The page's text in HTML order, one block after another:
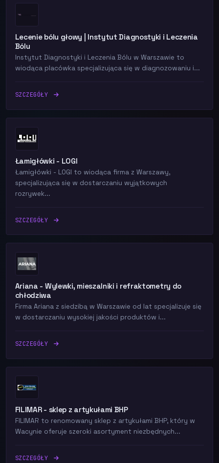
Lecenie bólu głowy | Instytut Diagnostyki i Leczenia
Bólu
Instytut Diagnostyki i Leczenia Bólu w Warszawie to
wiodąca placówka specjalizująca się w diagnozowaniu i...
SZCZEGÓŁY
Łamigłówki - LOGI
Łamigłówki - LOGI to wiodąca firma z Warszawy,
specjalizująca się w dostarczaniu wyjątkowych
rozrywek...
SZCZEGÓŁY
Ariana - Wylewki, mieszalniki i refraktometry do
chłodziwa
Firma Ariana z siedzibą w Warszawie od lat specjalizuje się
w dostarczaniu wysokiej jakości produktów i...
SZCZEGÓŁY
FILIMAR - sklep z artykułami BHP
FILIMAR to renomowany sklep z artykułami BHP, który w
Wacynie oferuje szeroki asortyment niezbędnych...
SZCZEGÓŁY